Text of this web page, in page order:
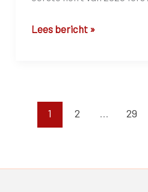
Is
opgebrand?
Lees bericht »
1 2 … 29